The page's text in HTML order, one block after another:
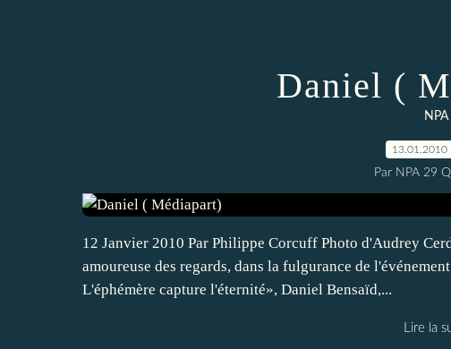
Daniel (
NPA
13.01.2010
Par NPA 29
12 Janvier 2010 Par Philippe Corcuff Photo d'Audrey
amoureuse des regards, dans la fulgurance de
L'éphémère capture l'éternité», Daniel Bensaïd,...
Lire la